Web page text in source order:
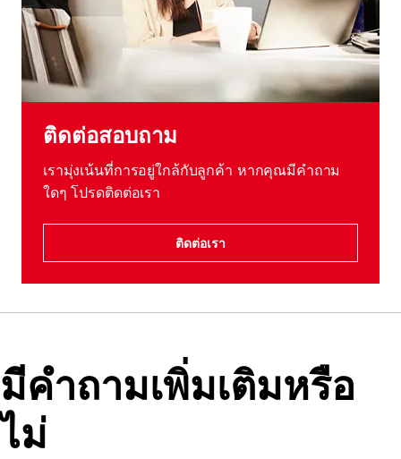
ติดต่อสอบถาม
เรามุ่งเน้นที่การอยู่ใกล้กับลูกค้า หากคุณมีคําถาม
ใดๆ โปรดติดต่อเรา
ติดต่อเรา
มีคําถามเพิ่มเติมหรือ
ไม่